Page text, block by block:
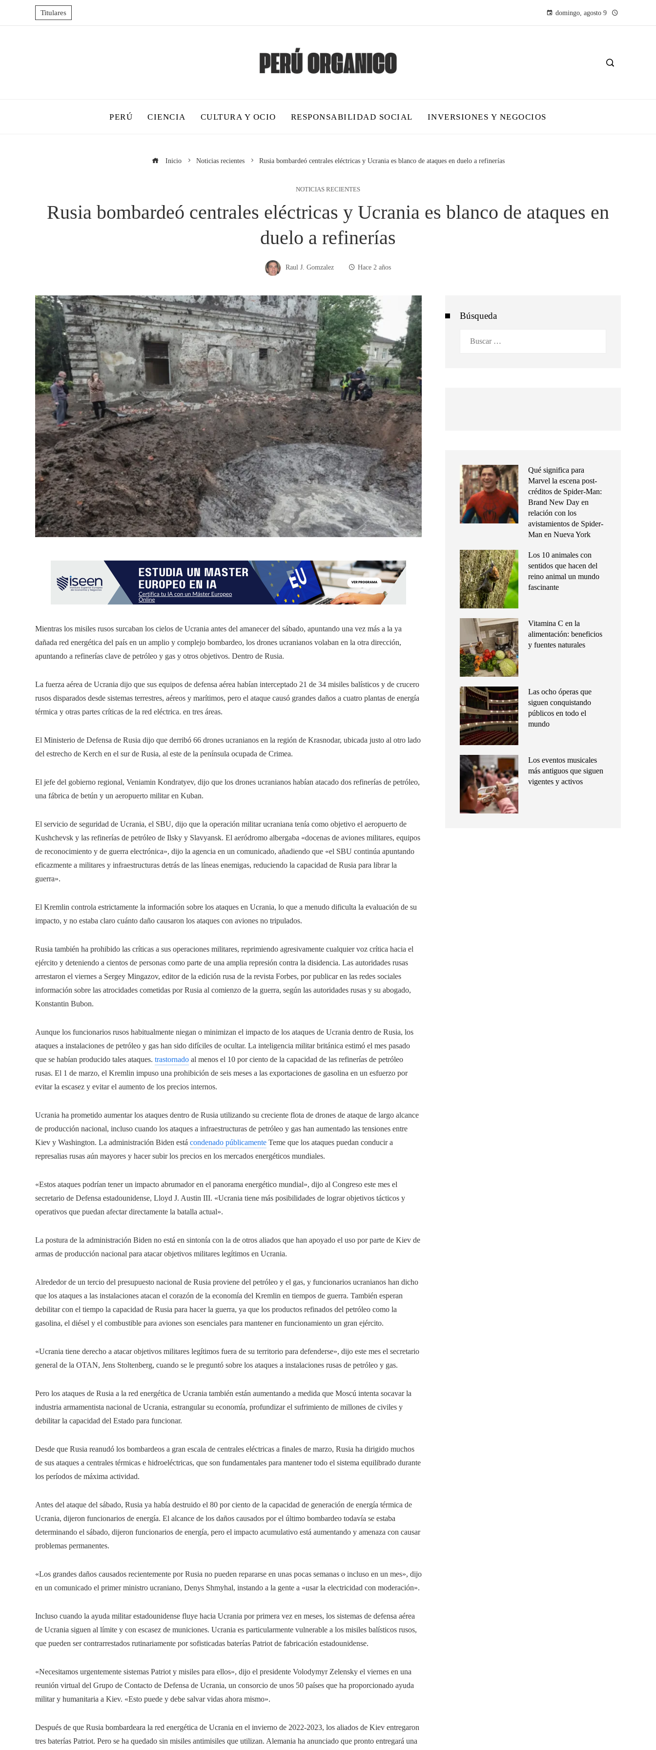
Titulares domingo, agosto 9
PERÚ CIENCIA CULTURA Y OCIO RESPONSABILIDAD SOCIAL INVERSIONES Y NEGOCIOS
Inicio Noticias recientes Rusia bombardeó centrales eléctricas y Ucrania es blanco de ataques en duelo a refinerías
NOTICIAS RECIENTES
Rusia bombardeó centrales eléctricas y Ucrania es blanco de ataques en
duelo a refinerías
Raul J. Gomzalez Hace 2 años
Mientras los misiles rusos surcaban los cielos de Ucrania antes del amanecer del sábado, apuntando una vez más a la ya
dañada red energética del país en un amplio y complejo bombardeo, los drones ucranianos volaban en la otra dirección,
apuntando a refinerías clave de petróleo y gas y otros objetivos. Dentro de Rusia.
La fuerza aérea de Ucrania dijo que sus equipos de defensa aérea habían interceptado 21 de 34 misiles balísticos y de crucero
rusos disparados desde sistemas terrestres, aéreos y marítimos, pero el ataque causó grandes daños a cuatro plantas de energía
térmica y otras partes críticas de la red eléctrica. en tres áreas.
El Ministerio de Defensa de Rusia dijo que derribó 66 drones ucranianos en la región de Krasnodar, ubicada justo al otro lado
del estrecho de Kerch en el sur de Rusia, al este de la península ocupada de Crimea.
El jefe del gobierno regional, Veniamin Kondratyev, dijo que los drones ucranianos habían atacado dos refinerías de petróleo,
una fábrica de betún y un aeropuerto militar en Kuban.
El servicio de seguridad de Ucrania, el SBU, dijo que la operación militar ucraniana tenía como objetivo el aeropuerto de
Kushchevsk y las refinerías de petróleo de Ilsky y Slavyansk. El aeródromo albergaba «docenas de aviones militares, equipos
de reconocimiento y de guerra electrónica», dijo la agencia en un comunicado, añadiendo que «el SBU continúa apuntando
eficazmente a militares y infraestructuras detrás de las líneas enemigas, reduciendo la capacidad de Rusia para librar la
guerra».
El Kremlin controla estrictamente la información sobre los ataques en Ucrania, lo que a menudo dificulta la evaluación de su
impacto, y no estaba claro cuánto daño causaron los ataques con aviones no tripulados.
Rusia también ha prohibido las críticas a sus operaciones militares, reprimiendo agresivamente cualquier voz crítica hacia el
ejército y deteniendo a cientos de personas como parte de una amplia represión contra la disidencia. Las autoridades rusas
arrestaron el viernes a Sergey Mingazov, editor de la edición rusa de la revista Forbes, por publicar en las redes sociales
información sobre las atrocidades cometidas por Rusia al comienzo de la guerra, según las autoridades rusas y su abogado,
Konstantin Bubon.
Aunque los funcionarios rusos habitualmente niegan o minimizan el impacto de los ataques de Ucrania dentro de Rusia, los
ataques a instalaciones de petróleo y gas han sido difíciles de ocultar. La inteligencia militar británica estimó el mes pasado
que se habían producido tales ataques. trastornado al menos el 10 por ciento de la capacidad de las refinerías de petróleo
rusas. El 1 de marzo, el Kremlin impuso una prohibición de seis meses a las exportaciones de gasolina en un esfuerzo por
evitar la escasez y evitar el aumento de los precios internos.
Ucrania ha prometido aumentar los ataques dentro de Rusia utilizando su creciente flota de drones de ataque de largo alcance
de producción nacional, incluso cuando los ataques a infraestructuras de petróleo y gas han aumentado las tensiones entre
Kiev y Washington. La administración Biden está condenado públicamente Teme que los ataques puedan conducir a
represalias rusas aún mayores y hacer subir los precios en los mercados energéticos mundiales.
«Estos ataques podrían tener un impacto abrumador en el panorama energético mundial», dijo al Congreso este mes el
secretario de Defensa estadounidense, Lloyd J. Austin III. «Ucrania tiene más posibilidades de lograr objetivos tácticos y
operativos que puedan afectar directamente la batalla actual».
La postura de la administración Biden no está en sintonía con la de otros aliados que han apoyado el uso por parte de Kiev de
armas de producción nacional para atacar objetivos militares legítimos en Ucrania.
Alrededor de un tercio del presupuesto nacional de Rusia proviene del petróleo y el gas, y funcionarios ucranianos han dicho
que los ataques a las instalaciones atacan el corazón de la economía del Kremlin en tiempos de guerra. También esperan
debilitar con el tiempo la capacidad de Rusia para hacer la guerra, ya que los productos refinados del petróleo como la
gasolina, el diésel y el combustible para aviones son esenciales para mantener en funcionamiento un gran ejército.
«Ucrania tiene derecho a atacar objetivos militares legítimos fuera de su territorio para defenderse», dijo este mes el secretario
general de la OTAN, Jens Stoltenberg, cuando se le preguntó sobre los ataques a instalaciones rusas de petróleo y gas.
Pero los ataques de Rusia a la red energética de Ucrania también están aumentando a medida que Moscú intenta socavar la
industria armamentista nacional de Ucrania, estrangular su economía, profundizar el sufrimiento de millones de civiles y
debilitar la capacidad del Estado para funcionar.
Desde que Rusia reanudó los bombardeos a gran escala de centrales eléctricas a finales de marzo, Rusia ha dirigido muchos
de sus ataques a centrales térmicas e hidroeléctricas, que son fundamentales para mantener todo el sistema equilibrado durante
los períodos de máxima actividad.
Antes del ataque del sábado, Rusia ya había destruido el 80 por ciento de la capacidad de generación de energía térmica de
Ucrania, dijeron funcionarios de energía. El alcance de los daños causados ​​por el último bombardeo todavía se estaba
determinando el sábado, dijeron funcionarios de energía, pero el impacto acumulativo está aumentando y amenaza con causar
problemas permanentes.
«Los grandes daños causados ​​recientemente por Rusia no pueden repararse en unas pocas semanas o incluso en un mes», dijo
en un comunicado el primer ministro ucraniano, Denys Shmyhal, instando a la gente a «usar la electricidad con moderación».
Incluso cuando la ayuda militar estadounidense fluye hacia Ucrania por primera vez en meses, los sistemas de defensa aérea
de Ucrania siguen al límite y con escasez de municiones. Ucrania es particularmente vulnerable a los misiles balísticos rusos,
que pueden ser contrarrestados rutinariamente por sofisticadas baterías Patriot de fabricación estadounidense.
«Necesitamos urgentemente sistemas Patriot y misiles para ellos», dijo el presidente Volodymyr Zelensky el viernes en una
reunión virtual del Grupo de Contacto de Defensa de Ucrania, un consorcio de unos 50 países que ha proporcionado ayuda
militar y humanitaria a Kiev. «Esto puede y debe salvar vidas ahora mismo».
Después de que Rusia bombardeara la red energética de Ucrania en el invierno de 2022-2023, los aliados de Kiev entregaron
tres baterías Patriot. Pero se ha quedado sin misiles antimisiles que utilizan. Alemania ha anunciado que pronto entregará una
Búsqueda
Qué significa para
Marvel la escena post-
créditos de Spider-Man:
Brand New Day en
relación con los
avistamientos de Spider-
Man en Nueva York
Los 10 animales con
sentidos que hacen del
reino animal un mundo
fascinante
Vitamina C en la
alimentación: beneficios
y fuentes naturales
Las ocho óperas que
siguen conquistando
públicos en todo el
mundo
Los eventos musicales
más antiguos que siguen
vigentes y activos